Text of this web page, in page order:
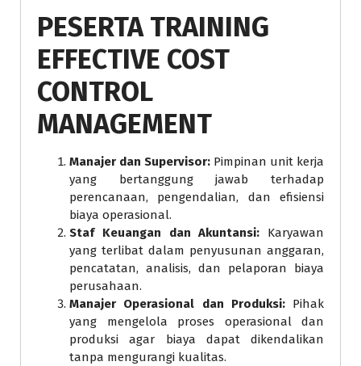
PESERTA TRAINING
EFFECTIVE COST
CONTROL
MANAGEMENT
Manajer dan Supervisor: Pimpinan unit kerja
yang bertanggung jawab terhadap
perencanaan, pengendalian, dan efisiensi
biaya operasional.
Staf Keuangan dan Akuntansi: Karyawan
yang terlibat dalam penyusunan anggaran,
pencatatan, analisis, dan pelaporan biaya
perusahaan.
Manajer Operasional dan Produksi:Pihak
yang mengelola proses operasional dan
produksi agar biaya dapat dikendalikan
tanpa mengurangi kualitas.